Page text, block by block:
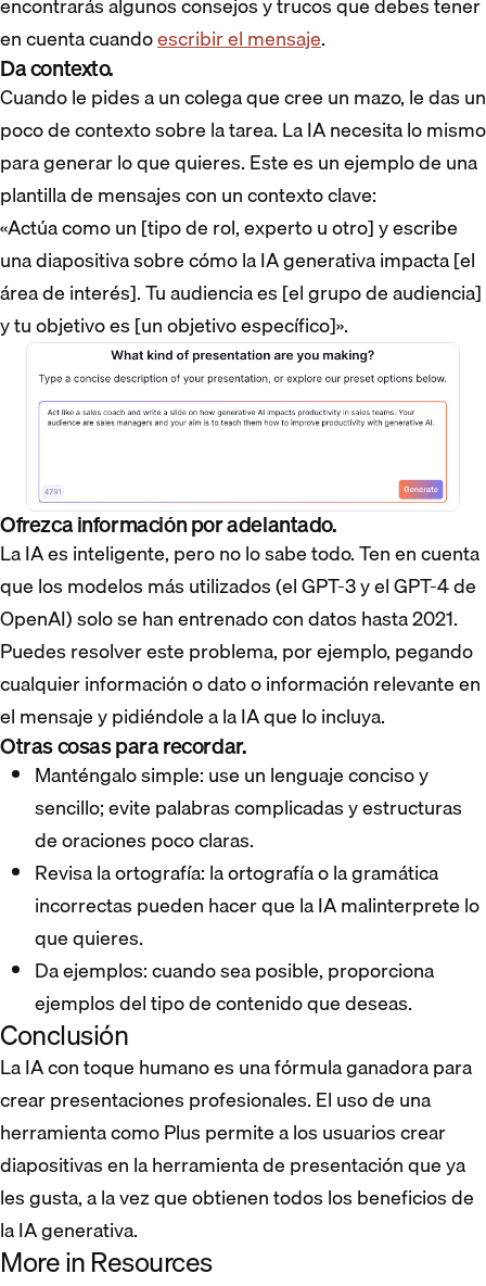
en cuenta cuandoescribir el mensaje.
Da contexto.
Cuando le pides a un colega que cree un mazo, le das un
poco de contexto sobre la tarea. La IA necesita lo mismo
para generar lo que quieres. Este es un ejemplo de una
plantilla de mensajes con un contexto clave:
«Actúa como un [tipo de rol, experto u otro] y escribe
una diapositiva sobre cómo la IA generativa impacta [el
área de interés]. Tu audiencia es [el grupo de audiencia]
y tu objetivo es [un objetivo específico]».
Ofrezca información por adelantado.
La IA es inteligente, pero no lo sabe todo. Ten en cuenta
que los modelos más utilizados (el GPT-3 y el GPT-4 de
OpenAI) solo se han entrenado con datos hasta 2021.
Puedes resolver este problema, por ejemplo, pegando
cualquier información o dato o información relevante en
el mensaje y pidiéndole a la IA que lo incluya.
Otras cosas para recordar.
Manténgalo simple: use un lenguaje conciso y
sencillo; evite palabras complicadas y estructuras
de oraciones poco claras.
Revisa la ortografía: la ortografía o la gramática
incorrectas pueden hacer que la IA malinterprete lo
que quieres.
Da ejemplos: cuando sea posible, proporciona
ejemplos del tipo de contenido que deseas.
Conclusión
La IA con toque humano es una fórmula ganadora para
crear presentaciones profesionales. El uso de una
herramienta como Plus permite a los usuarios crear
diapositivas en la herramienta de presentación que ya
les gusta, a la vez que obtienen todos los beneficios de
la IA generativa.
More in Resources